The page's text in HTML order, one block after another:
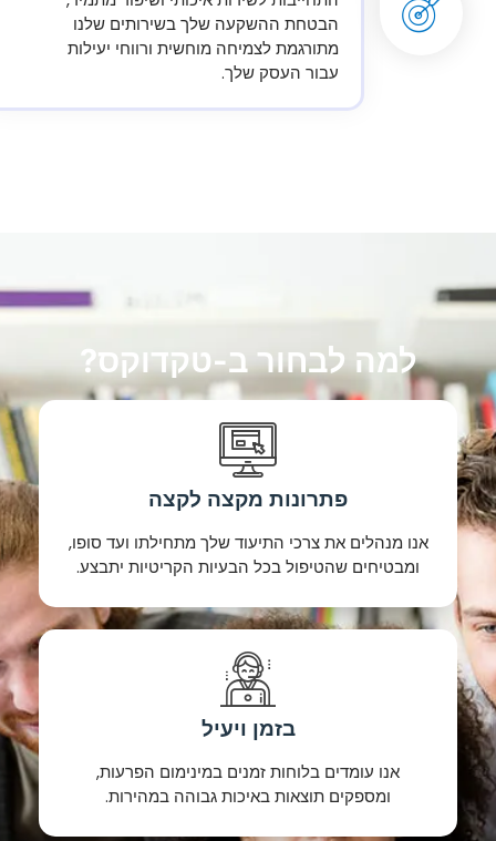
הבטחת ההשקעה שלך בשירותים שלנו
מתורגמת לצמיחה מוחשית ורווחי יעילות
עבור העסק שלך.
למה לבחור ב-טקדוקס?
פתרונות מקצה לקצה
אנו מנהלים את צרכי התיעוד שלך מתחילתו ועד סופו,
ומבטיחים שהטיפול בכל הבעיות הקריטיות יתבצע.
בזמן ויעיל
אנו עומדים בלוחות זמנים במינימום הפרעות,
ומספקים תוצאות באיכות גבוהה במהירות.